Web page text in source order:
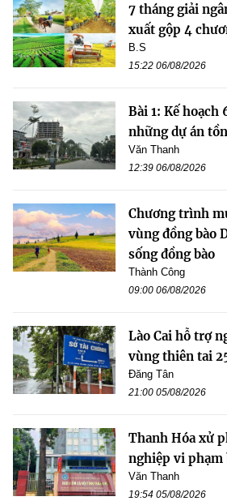
7 tháng giải
xuất gộp 4
B.S
15:22 06/08/2026
Bài 1: Kế
những dự án
Văn Thanh
12:39 06/08/2026
Chương trình
vùng đồng bào
sống đồng bào
Thành Công
09:00 06/08/2026
Lào Cai hỗ trợ
vùng thiên tai
Đăng Tân
21:00 05/08/2026
Thanh Hóa xử
nghiệp vi phạm
Văn Thanh
19:54 05/08/2026